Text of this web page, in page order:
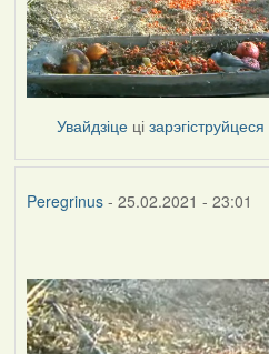
Увайдзіце цізарэгіструйцеся
Peregrinus- 25.02.2021 - 23:01